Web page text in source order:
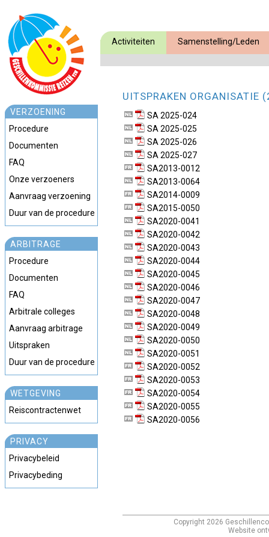
VERZOENING
Procedure
Documenten
FAQ
Onze verzoeners
Aanvraag verzoening
Duur van de procedure
ARBITRAGE
Procedure
Documenten
FAQ
Arbitrale colleges
Aanvraag arbitrage
Uitspraken
Duur van de procedure
WETGEVING
Reiscontractenwet
PRIVACY
Privacybeleid
Privacybeding
Activiteiten Samenstelling/Leden
UITSPRAKEN ORGANISATIE
SA 2025-024
SA 2025-025
SA 2025-026
SA 2025-027
SA2013-0012
SA2013-0064
SA2014-0009
SA2015-0050
SA2020-0041
SA2020-0042
SA2020-0043
SA2020-0044
SA2020-0045
SA2020-0046
SA2020-0047
SA2020-0048
SA2020-0049
SA2020-0050
SA2020-0051
SA2020-0052
SA2020-0053
SA2020-0054
SA2020-0055
SA2020-0056
Copyright 2026
Website